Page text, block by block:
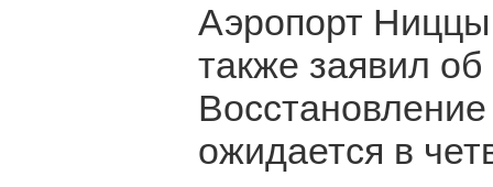
Аэропорт
также заявил
ожидается в